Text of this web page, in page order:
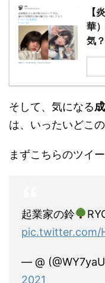
【
華
気
そして、気になる
は、いったいどこ
まずこちらのツイ
起業家の鈴
pic.twitter.com/
— @
2021